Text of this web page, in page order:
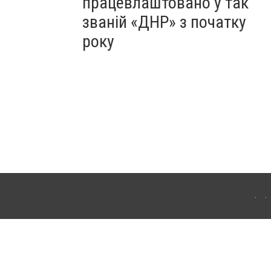
званій «ДНР» з початку
року